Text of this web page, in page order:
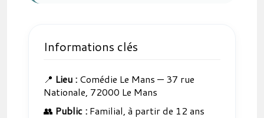
Informations clés
📍 Lieu : Comédie Le Mans — 37 rue
Nationale, 72000 Le Mans
👥 Public : Familial, à partir de 12 ans